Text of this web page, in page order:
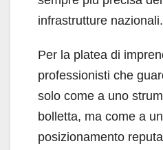
infrastrutture nazionali.
Per la platea di
professionisti che
solo come a uno
bolletta, ma come a
posizionamento